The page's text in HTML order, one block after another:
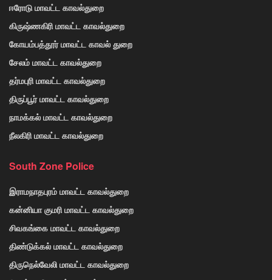
ஈரோடு மாவட்ட காவல்துறை
கிருஷ்ணகிரி மாவட்ட காவல்துறை
கோயம்பத்தூர் மாவட்ட காவல் துறை
சேலம் மாவட்ட காவல்துறை
தர்மபுரி மாவட்ட காவல்துறை
திருப்பூர் மாவட்ட காவல்துறை
நாமக்கல் மாவட்ட காவல்துறை
நீலகிரி மாவட்ட காவல்துறை
South Zone Police
இராமநாதபுரம் மாவட்ட காவல்துறை
கன்னியா குமரி மாவட்ட காவல்துறை
சிவகங்கை மாவட்ட காவல்துறை
திண்டுக்கல் மாவட்ட காவல்துறை
திருநெல்வேலி மாவட்ட காவல்துறை